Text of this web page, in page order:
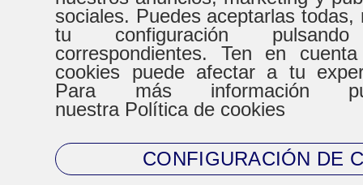
HORARIO
De Lunes a Virenes
8:30h a 20:30h
9:00h
CONTACTO
sociales. Puedes aceptarlas todas,
tu configuración
correspondientes. Ten en
cookies puede afectar a tu
Para más información
nuestra Política de cookies
CONFIGURACIÓN DE